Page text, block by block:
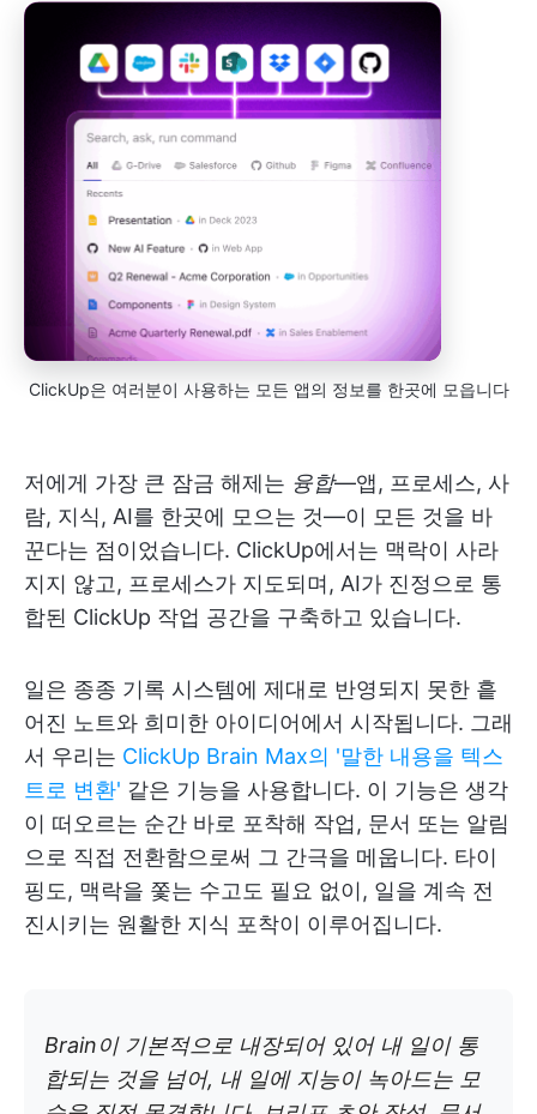
ClickUp은 여러분이 사용하는 모든 앱의 정보를 한곳에 모읍니다
저에게 가장 큰 잠금 해제는 융합—앱, 프로세스, 사
람, 지식, AI를 한곳에 모으는 것—이 모든 것을 바
꾼다는 점이었습니다. ClickUp에서는 맥락이 사라
지지 않고, 프로세스가 지도되며, AI가 진정으로 통
합된 ClickUp 작업 공간을 구축하고 있습니다.
일은 종종 기록 시스템에 제대로 반영되지 못한 흩
어진 노트와 희미한 아이디어에서 시작됩니다. 그래
서 우리는 ClickUp Brain Max의 '말한 내용을 텍스
트로 변환' 같은 기능을 사용합니다. 이 기능은 생각
이 떠오르는 순간 바로 포착해 작업, 문서 또는 알림
으로 직접 전환함으로써 그 간극을 메웁니다. 타이
핑도, 맥락을 쫓는 수고도 필요 없이, 일을 계속 전
진시키는 원활한 지식 포착이 이루어집니다.
Brain이 기본적으로 내장되어 있어 내 일이 통
합되는 것을 넘어, 내 일에 지능이 녹아드는 모